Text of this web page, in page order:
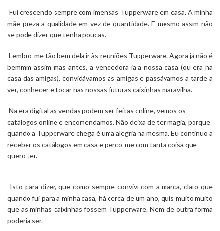
Fui crescendo sempre com imensas Tupperware em casa. A minha
mãe preza a qualidade em vez de quantidade. E mesmo assim não
se pode dizer que tenha poucas.
Lembro-me tão bem dela ir às reuniões Tupperware. Agora já não é
bemmm assim mas antes, a vendedora ia a nossa casa (ou era na
casa das amigas), convidávamos as amigas e passávamos a tarde a
ver, conhecer e tocar nas nossas futuras caixinhas maravilha.
Na era digital as vendas podem ser feitas online, vemos os
catálogos online e encomendamos. Não deixa de ter magia, porque
quando a Tupperware chega é uma alegria na mesma. Eu continuo a
receber os catálogos em casa e perco-me com tanta coisa que
quero ter.
Isto para dizer, que como sempre convivi com a marca, claro que
quando fui para a minha casa, há cerca de um ano, quis muito muito
que as minhas caixinhas fossem Tupperware. Nem de outra forma
poderia ser.